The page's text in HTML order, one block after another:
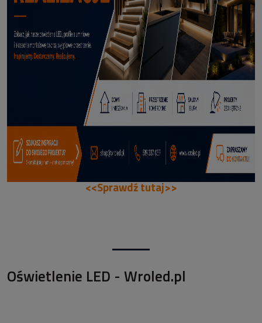
66,99 zł
DODAJ DO KOSZYKA
<<Sprawdź tutaj>>
Oświetlenie LED - Wroled.pl